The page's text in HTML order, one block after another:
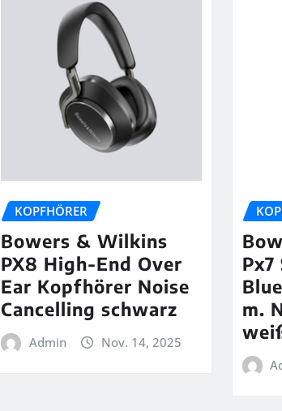
KOPFHÖRER
Bowers & Wilkins
PX8 High-End Over
Ear Kopfhörer Noise
Cancelling schwarz
Admin Nov. 14, 2025
Px7
m.